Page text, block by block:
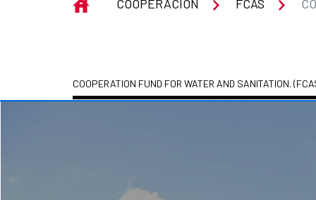
COOPERATION FUND FOR
COOPERACIÓN FCAS
COOPERATION FUND FOR WATER AND SANITATION.